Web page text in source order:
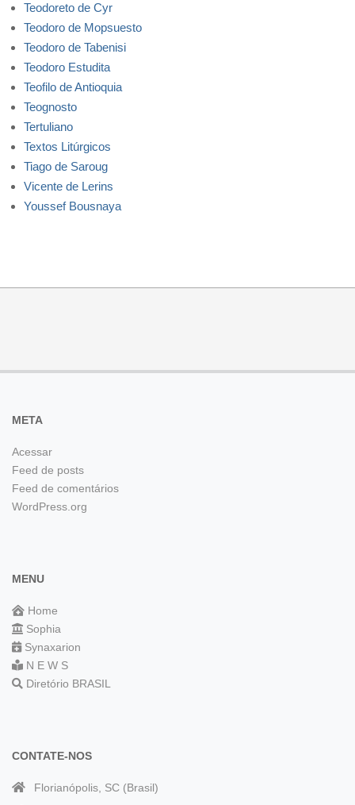
Teodoreto de Cyr
Teodoro de Mopsuesto
Teodoro de Tabenisi
Teodoro Estudita
Teofilo de Antioquia
Teognosto
Tertuliano
Textos Litúrgicos
Tiago de Saroug
Vicente de Lerins
Youssef Bousnaya
META
Acessar
Feed de posts
Feed de comentários
WordPress.org
MENU
Home
Sophia
Synaxarion
N E W S
Diretório BRASIL
CONTATE-NOS
Florianópolis, SC (Brasil)